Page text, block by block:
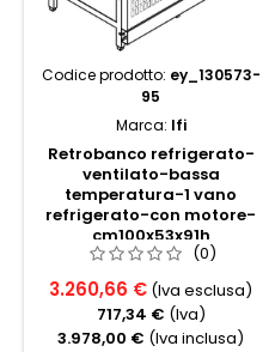
Codice prodotto: ey_130573-
95
Marca: Ifi
Retrobanco refrigerato-
ventilato-bassa
temperatura-1 vano
refrigerato-con motore-
cm100x53x91h
(0)
3.260,66 € (Iva esclusa)
717,34 € (Iva)
3.978,00 € (Iva inclusa)